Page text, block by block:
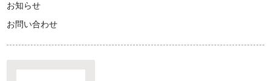
お知らせ
お問い合わせ